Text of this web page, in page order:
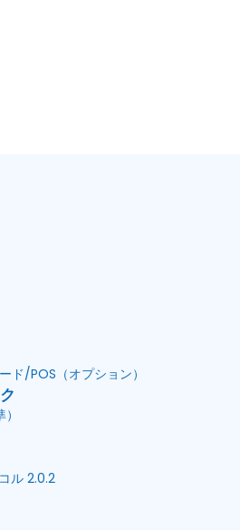
ド/POS（オプション）
ル 2.0.2